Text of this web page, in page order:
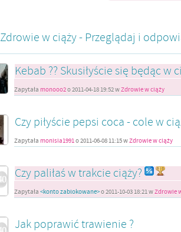
Zdrowie w ciąży - Przeglądaj i
Kebab ?? Skusiłyście się będąc w
Zapytała monooo2o2011-04-18 19:52wZdrowie w ciąży
Czy piłyście pepsi coca - cole w
Zapytała monisia1991o2011-06-08 11:15wZdrowie w ciąży
Czy paliłaś w trakcie ciąży?
Zapytała <konto zablokowane>o2011-10-03 18:21wZdrowie
Jak poprawić trawienie ?